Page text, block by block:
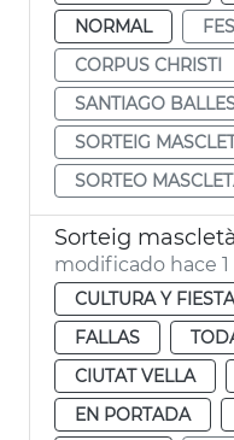
NORMAL
CORPUS CHRISTI
SANTIAGO
SORTEIG
SORTEO
modificado hace 1
CULTURA Y
FALLAS
CIUTAT VELLA
EN PORTADA